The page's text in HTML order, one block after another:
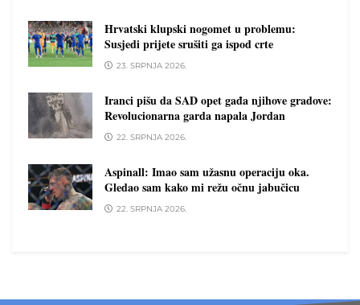
Hrvatski klupski nogomet u problemu:
Susjedi prijete srušiti ga ispod crte
23. SRPNJA 2026.
Iranci pišu da SAD opet gađa njihove gradove:
Revolucionarna garda napala Jordan
22. SRPNJA 2026.
Aspinall: Imao sam užasnu operaciju oka.
Gledao sam kako mi režu očnu jabučicu
22. SRPNJA 2026.